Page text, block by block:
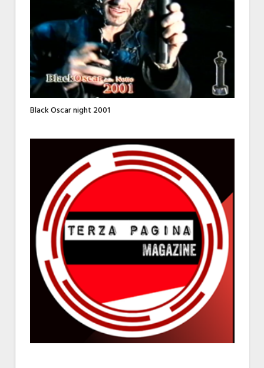
Black Oscar night 2001